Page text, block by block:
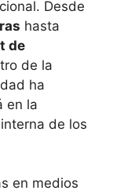
Desde
hasta
de
de la
ha
en la
de los
en medios